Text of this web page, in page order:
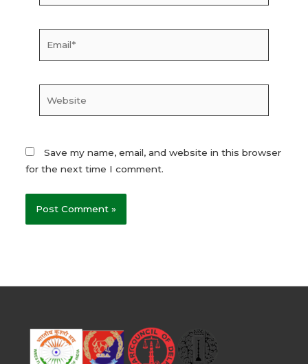
Save my name, email, and website in this browser
for the next time I comment.